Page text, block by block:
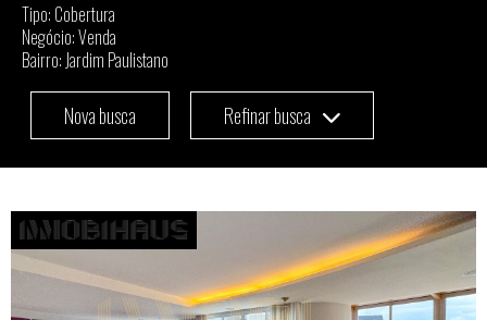
Tipo: Cobertura
Negócio: Venda
Bairro: Jardim Paulistano
Nova busca Refinar busca